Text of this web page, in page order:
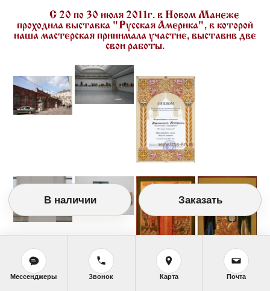
С 20 по 30 июля 2011г. в Новом Манеже
проходила выставка "Русская Америка", в которой
наша мастерская принимала участие, выставив две
свои работы.
В наличии Заказать
Мессенджеры Звонок Карта Почта